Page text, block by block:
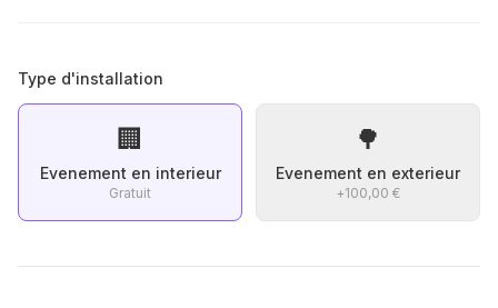
Type d'installation
🏢
Evenement en interieur
Gratuit
🌳
Evenement en exterieur
+100,00 €